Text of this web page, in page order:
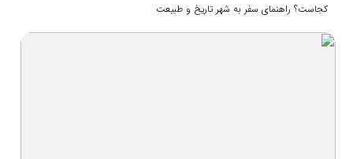
کجاست؟ راهنمای سفر به شهر تاریخ و طبیعت